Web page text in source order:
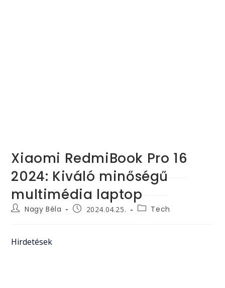
Xiaomi RedmiBook Pro 16
2024: Kiváló minőségű
multimédia laptop
PostNagy Béla
Post2024.04.25.
PostTech
Hirdetések